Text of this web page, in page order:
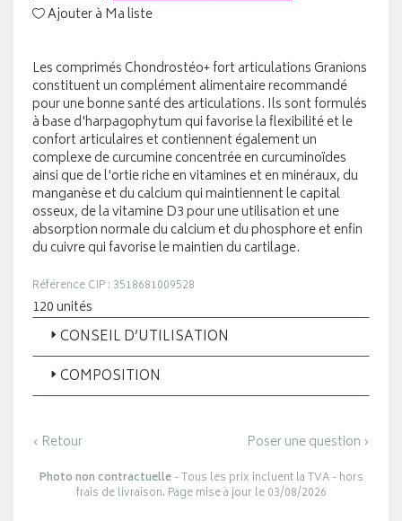
Ajouter à Ma liste
Les comprimés Chondrostéo+ fort articulations Granions
constituent un complément alimentaire recommandé
pour une bonne santé des articulations. Ils sont formulés
à base d'harpagophytum qui favorise la flexibilité et le
confort articulaires et contiennent également un
complexe de curcumine concentrée en curcuminoïdes
ainsi que de l'ortie riche en vitamines et en minéraux, du
manganèse et du calcium qui maintiennent le capital
osseux, de la vitamine D3 pour une utilisation et une
absorption normale du calcium et du phosphore et enfin
du cuivre qui favorise le maintien du cartilage.
Référence CIP : 3518681009528
120 unités
CONSEIL D’UTILISATION
COMPOSITION
‹ Retour Poser une question ›
Photo non contractuelle- Tous les prix incluent la TVA - hors
frais de livraison. Page mise à jour le 03/08/2026